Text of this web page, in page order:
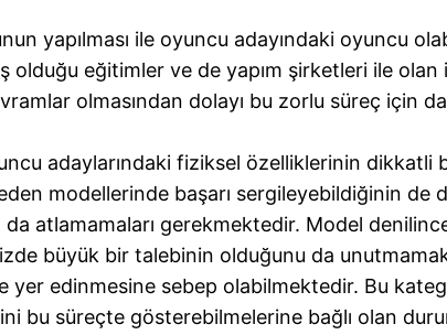
yapılması ile oyuncu adayındaki oyuncu
olduğu eğitimler ve de yapım şirketleri ile
olmasından dolayı bu zorlu süreç
adaylarındaki fiziksel özelliklerinin dikkatli
modellerinde başarı sergileyebildiğinin
da atlamamaları gerekmektedir. Model
büyük bir talebinin olduğunu da
yer edinmesine sebep olabilmektedir. Bu
bu süreçte gösterebilmelerine bağlı olan